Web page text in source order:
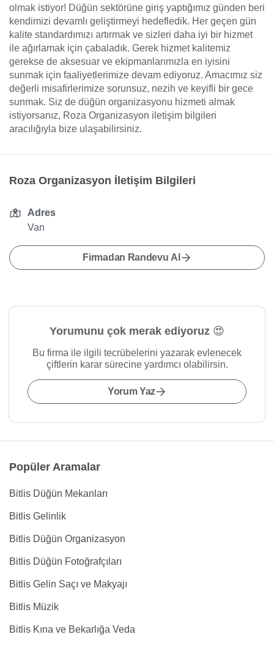
olmak istiyor! Düğün sektörüne giriş yaptığımız günden beri
kendimizi devamlı geliştirmeyi hedefledik. Her geçen gün
kalite standardımızı artırmak ve sizleri daha iyi bir hizmet
ile ağırlamak için çabaladık. Gerek hizmet kalitemiz
gerekse de aksesuar ve ekipmanlarımızla en iyisini
sunmak için faaliyetlerimize devam ediyoruz. Amacımız siz
değerli misafirlerimize sorunsuz, nezih ve keyifli bir gece
sunmak. Siz de düğün organizasyonu hizmeti almak
istiyorsanız, Roza Organizasyon iletişim bilgileri
aracılığıyla bize ulaşabilirsiniz.
Roza Organizasyon İletişim Bilgileri
Adres
Van
Firmadan Randevu Al
Yorumunu çok merak ediyoruz 😍
Bu firma ile ilgili tecrübelerini yazarak evlenecek
çiftlerin karar sürecine yardımcı olabilirsin.
Yorum Yaz
Popüler Aramalar
Bitlis Düğün Mekanları
Bitlis Gelinlik
Bitlis Düğün Organizasyon
Bitlis Düğün Fotoğrafçıları
Bitlis Gelin Saçı ve Makyajı
Bitlis Müzik
Bitlis Kına ve Bekarlığa Veda